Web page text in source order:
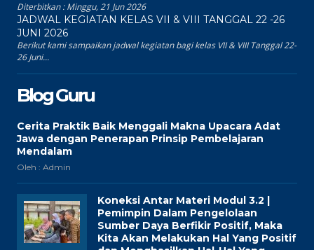
Diterbitkan :Minggu, 21 Jun 2026
JADWAL KEGIATAN KELAS VII & VIII TANGGAL 22 -26
JUNI 2026
Berikut kami sampaikan jadwal kegiatan bagi kelas VII & VIII Tanggal 22-
26 Juni...
Blog Guru
Cerita Praktik Baik Menggali Makna Upacara Adat
Jawa dengan Penerapan Prinsip Pembelajaran
Mendalam
Oleh : Admin
Koneksi Antar Materi Modul 3.2 |
Pemimpin Dalam Pengelolaan
Sumber Daya Berfikir Positif, Maka
Kita Akan Melakukan Hal Yang Positif